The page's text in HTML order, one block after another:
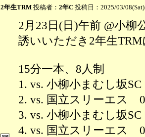
2年生TRM 投稿者： 2年C 投稿日：2025/03/
2月23日(日)午前 @小柳
誘いいただき2年生
15分一本、8人制
1. vs. 小柳小まむし坂
2. vs. 国立スリーエス
3. vs. 小柳小まむし坂
4. vs. 国立スリーエス